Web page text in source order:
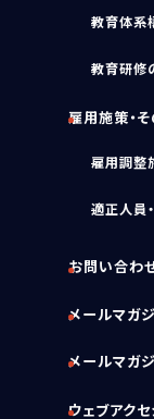
教育体系
教育研修
雇用施策・
雇用調整
適正人員
お問い合わ
メールマガ
メールマガ
ウェブアク